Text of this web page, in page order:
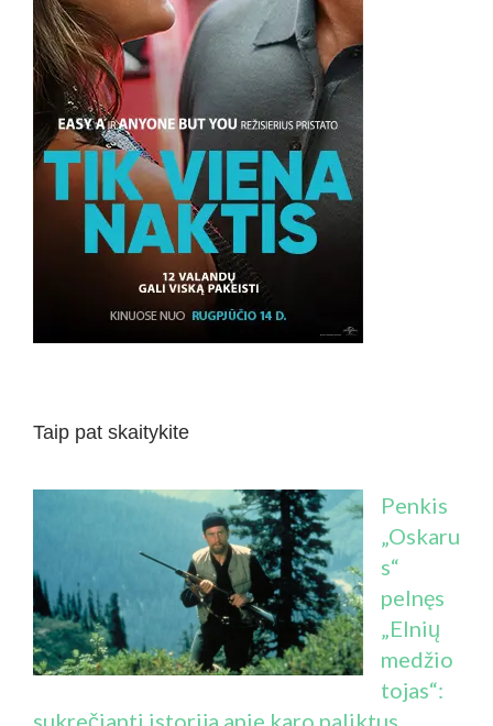
Taip pat skaitykite
Penkis
„Oskaru
s“
pelnęs
„Elnių
medžio
tojas“:
sukrečianti istorija apie karo paliktus